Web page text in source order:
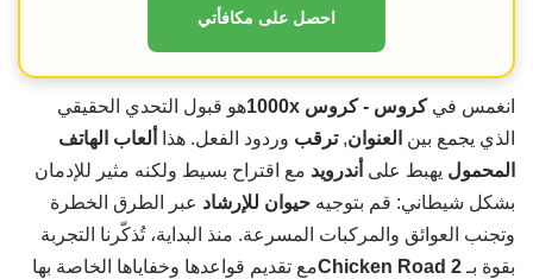
احصل على مكافأتي
انغمس فيكروس - كروس 1000x
هو قبول التحدي الحقيقي
الذي يجمع بين العنوان,ترقب وردود الفعل. هذا
ألعاب الهاتف
المحمول يهبط على أندرويد مع اقتراح بسيط ولكنه مثير للإدمان
بشكل شيطاني: قم بتوجيه حيوان للإرشاد عبر الطرق الخطرة
وتجنب العوائق والمركبات المسرعة. منذ البداية، تُذكّرنا التجربة
بقوة بـ Chicken Road 2مع تقديم قواعدها وخفاياها الخاصة بها